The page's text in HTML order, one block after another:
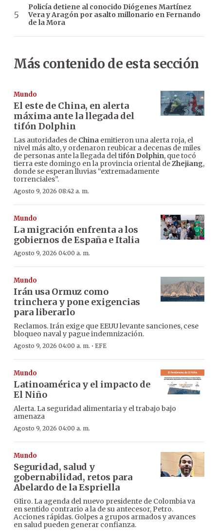
Policía detiene al conocido Diógenes Martínez
Vera y Aragón por asalto millonario en Fernando
de la Mora
Más contenido de esta sección
Mundo
El este de China, en alerta
máxima ante la llegada del
tifón Dolphin
Las autoridades de China emitieron una alerta roja, el
nivel más alto, y ordenaron reubicar a decenas de miles
de personas ante la llegada del tifón Dolphin, que tocó
tierra este domingo en la provincia oriental deZhejiang,
donde se esperan lluvias “extremadamente
torrenciales”.
Agosto 9, 2026 08:42 a. m.
Mundo
La migración enfrenta a los
gobiernos de España e Italia
Agosto 9, 2026 04:00 a. m.
Mundo
Irán usa Ormuz como
trinchera y pone exigencias
para liberarlo
Reclamos. Irán exige que EEUU levante sanciones, cese
bloqueo naval y pague indemnización.
Agosto 9, 2026 04:00 a. m. · EFE
Mundo
Latinoamérica y el impacto de
El Niño
Alerta. La seguridad alimentaria y el trabajo bajo
amenaza
Agosto 9, 2026 04:00 a. m.
Mundo
Seguridad, salud y
gobernabilidad, retos para
Abelardo de la Espriella
GIiro. La agenda del nuevo presidente de Colombia va
en sentido contrario a la de su antecesor, Petro.
Acciones rápidas. Golpes a grupos armados y avances
en salud pueden generar confianza.